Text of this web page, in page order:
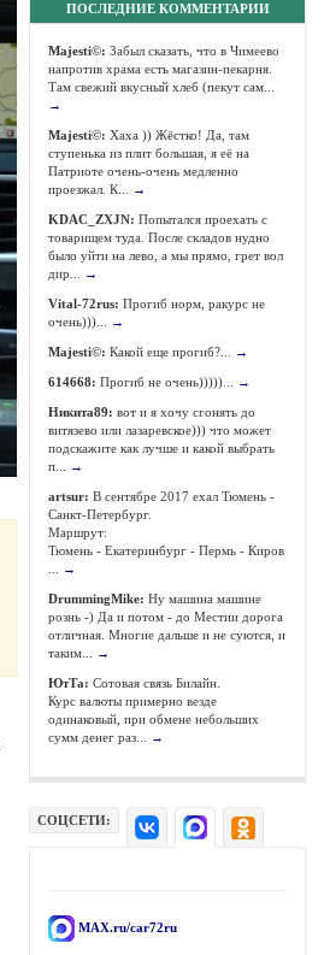
ПОСЛЕДНИЕ КОММЕНТАРИИ
Majesti©: Забыл сказать, что в Чимеево
напротив храма есть магазин-пекарня.
Там свежий вкусный хлеб (пекут сам...
→
Majesti©: Хаха )) Жёстко! Да, там
ступенька из плит большая, я её на
Патриоте очень-очень медленно
проезжал. К...
→
KDAC_ZXJN: Попытался проехать с
товарищем туда. После складов нудно
было уйти на лево, а мы прямо, грет вол
дир...
→
Vital-72rus: Прогиб норм, ракурс не
очень)))...
→
Majesti©: Какой еще прогиб?... →
614668: Прогиб не очень)))))... →
Никита89: вот и я хочу сгонять до
витязево или лазаревское))) что может
подскажите как лучше и какой выбрать
п...
→
artsur: В сентябре 2017 ехал Тюмень -
Санкт-Петербург.
Маршрут:
Тюмень - Екатеринбург - Пермь - Киров
→
DrummingMike: Ну машина машине
рознь -) Да и потом - до Местии дорога
отличная. Многие дальше и не суются, и
таким...
→
ЮтТа: Сотовая связь Билайн.
Курс валюты примерно везде
одинаковый, при обмене небольших
сумм денег раз...
→
СОЦСЕТИ:
MAX.ru/car72ru